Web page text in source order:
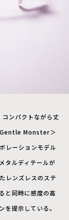
ンパクトながら丈
Gentle Monster＞
レーションモデル
タルディテールが
レンズレスのステ
と同時に感度の高
を提示している。